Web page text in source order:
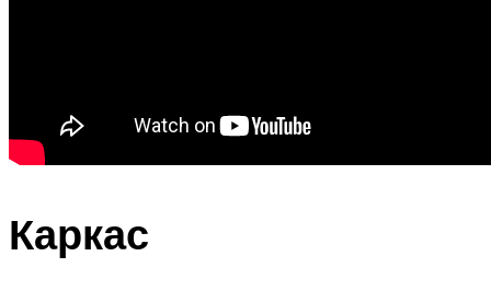
Каркас